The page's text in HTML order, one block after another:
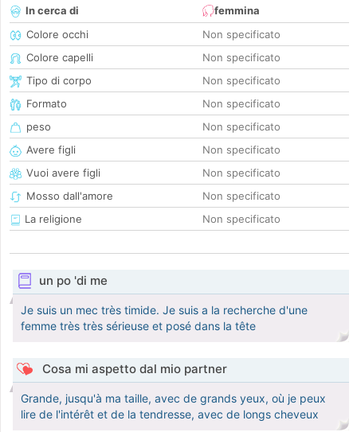
In cerca di
femmina
Colore occhi
Non specificato
Colore capelli
Non specificato
Tipo di corpo
Non specificato
Formato
Non specificato
peso
Non specificato
Avere figli
Non specificato
Vuoi avere figli
Non specificato
Mosso dall'amore
Non specificato
La religione
Non specificato
un po 'di me
Je suis un mec très timide. Je suis a la recherche d'une
femme très très sérieuse et posé dans la tête
Cosa mi aspetto dal mio partner
Grande, jusqu'à ma taille, avec de grands yeux, où je peux
lire de l'intérêt et de la tendresse, avec de longs cheveux